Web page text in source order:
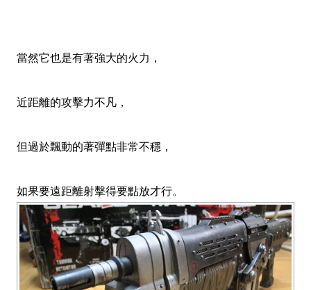
當然它也是有著強大的火力，
近距離的攻擊力不凡，
但過於飄動的著彈點非常不穩，
如果要遠距離射擊得要點放才行。